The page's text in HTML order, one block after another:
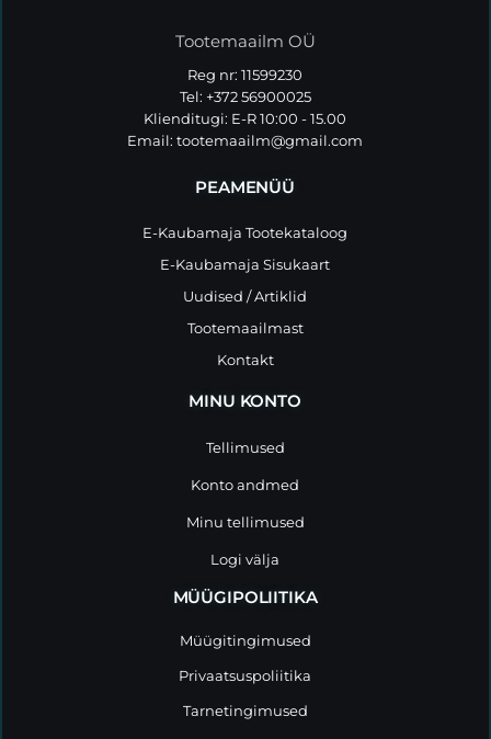
Tootemaailm OÜ
Reg nr: 11599230
Tel: +372 56900025
Klienditugi: E-R 10:00 - 15.00
Email:tootemaailm@gmail.com
PEAMENÜÜ
E-Kaubamaja Tootekataloog
E-Kaubamaja Sisukaart
Uudised / Artiklid
Tootemaailmast
Kontakt
MINU KONTO
Tellimused
Konto andmed
Minu tellimused
Logi välja
MÜÜGIPOLIITIKA
Müügitingimused
Privaatsuspoliitika
Tarnetingimused